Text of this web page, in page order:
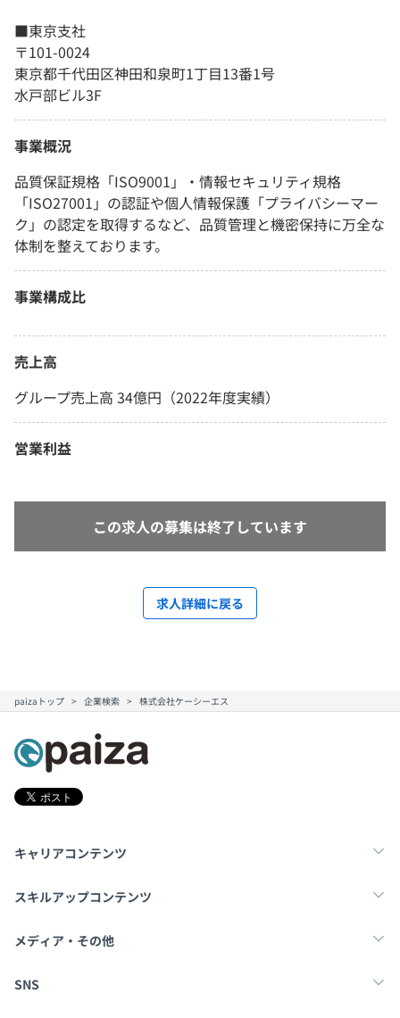
■東京支社
〒101-0024
東京都千代田区神田和泉町1丁目13番1号
水戸部ビル3F
事業概況
品質保証規格「ISO9001」・情報セキュリティ規格
「ISO27001」の認証や個人情報保護「プライバシーマー
ク」の認定を取得するなど、品質管理と機密保持に万全な
体制を整えております。
事業構成比
売上高
グループ売上高 34億円（2022年度実績）
営業利益
この求人の募集は終了しています
求人詳細に戻る
paizaトップ 企業検索 株式会社ケーシーエス
キャリアコンテンツ
転職・キャリア
スキルアップコンテンツ
学習
メディア・その他
Tech Team Journal
SNS